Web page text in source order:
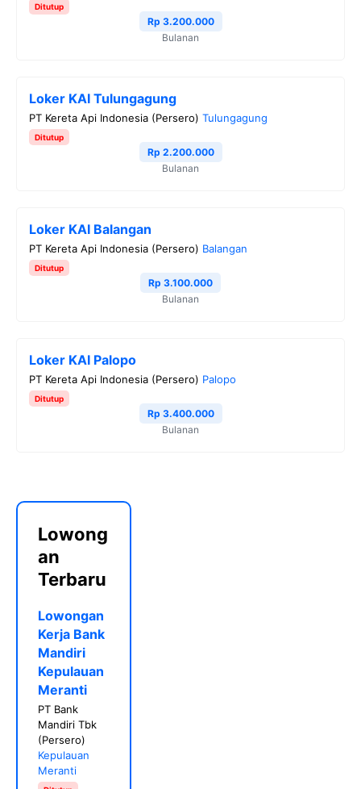
Ditutup
Rp 3.200.000
Bulanan
Loker KAI Tulungagung
PT Kereta Api Indonesia (Persero) Tulungagung
Ditutup
Rp 2.200.000
Bulanan
Loker KAI Balangan
PT Kereta Api Indonesia (Persero) Balangan
Ditutup
Rp 3.100.000
Bulanan
Loker KAI Palopo
PT Kereta Api Indonesia (Persero) Palopo
Ditutup
Rp 3.400.000
Bulanan
Lowong
an
Terbaru
Lowongan
Kerja Bank
Mandiri
Kepulauan
Meranti
PT Bank
Mandiri Tbk
(Persero)
Kepulauan
Meranti